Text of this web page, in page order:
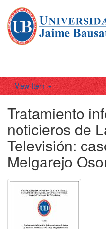
View Item
Tratamiento
noticieros de
Televisión:
Melgarejo